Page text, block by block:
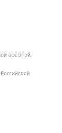
офертой,